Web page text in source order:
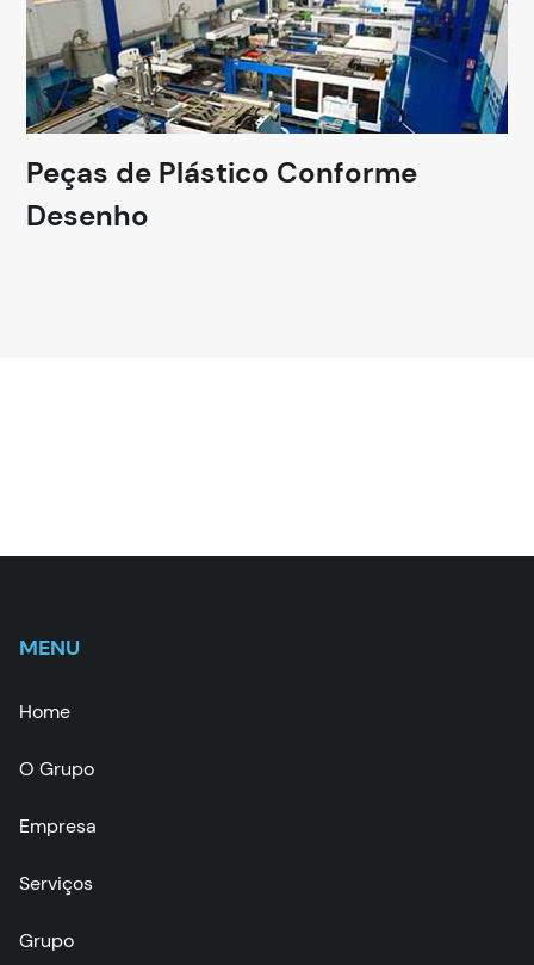
Peças de Plástico Conforme
Desenho
MENU
Home
O Grupo
Empresa
Serviços
Grupo